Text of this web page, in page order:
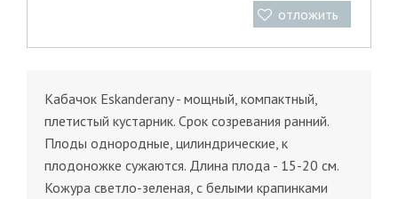
отложить
Кабачок Eskanderany - мощный, компактный,
плетистый кустарник. Срок созревания ранний.
Плоды однородные, цилиндрические, к
плодоножке сужаются. Длина плода - 15-20 см.
Кожура светло-зеленая, с белыми крапинками